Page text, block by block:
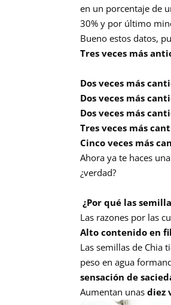
en un porcentaje de
30% y por último
Bueno estos datos,
Tres veces más
Dos veces más
Dos veces más
Dos veces más
Tres veces más
Cinco veces más
Ahora ya te haces
¿verdad?
¿Por qué las
Las razones por las
Alto contenido en
Las semillas de Chia
peso en agua
sensación de
Aumentan unasdiez